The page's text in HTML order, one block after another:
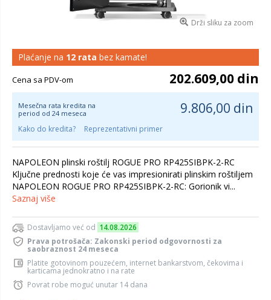
Drži sliku za zoom
Plaćanje na 12 rata bez kamate!
Cena sa PDV-om 202.609,00 din
Mesečna rata kredita na
period od 24 meseca
9.806,00 din
Kako do kredita? Reprezentativni primer
NAPOLEON plinski roštilj ROGUE PRO RP425SIBPK-2-RC
Ključne prednosti koje će vas impresionirati plinskim roštiljem
NAPOLEON ROGUE PRO RP425SIBPK-2-RC: Gorionik vi...
Saznaj više
Dostavljamo već od 14.08.2026
Prava potrošača: Zakonski period odgovornosti za
saobraznost 24 meseca
Platite gotovinom pouzećem, internet bankarstvom, čekovima i
karticama jednokratno i na rate
Povrat robe moguć unutar 14 dana